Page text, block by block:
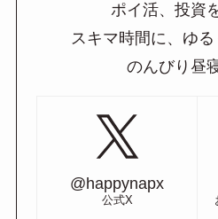
ポイ活、投資
スキマ時間に、ゆ
のんびり昼
@happynapx
公式X